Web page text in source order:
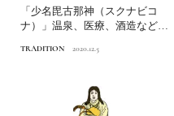
「少名毘古那神（スクナビコ
ナ）」温泉、医療、酒造など各
TRADITION 2020.12.5